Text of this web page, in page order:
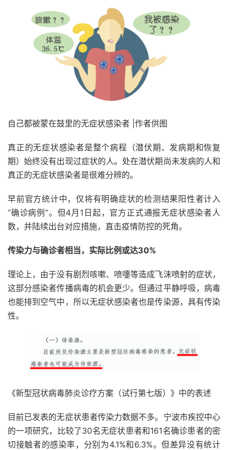
自己都被蒙在鼓里的无症状感染者 |作者供图
真正的无症状感染者是整个病程（潜伏期、发病期和恢复
期）始终没有出现过症状的人。处在潜伏期尚未发病的人和
真正的无症状感染者是很难分辨的。
早前官方统计中，仅将有明确症状的检测结果阳性者计入
“确诊病例”。但4月1日起，官方正式通报无症状感染者人
数，并陆续出台对应措施，直击疫情防控的死角。
传染力与确诊者相当，实际比例或达30%
理论上，由于没有剧烈咳嗽、喷嚏等造成飞沫喷射的症状，
这部分感染者传播病毒的机会更少。但通过平静呼吸，病毒
也能排到空气中，所以无症状感染者也是传染源，具有传染
性。
《新型冠状病毒肺炎诊疗方案（试行第七版）》中的表述
目前已发表的无症状患者传染力数据不多。宁波市疾控中心
的一项研究，比较了30名无症状患者和161名确诊患者的密
切接触者的感染率，分别为4.1%和6.3%。但差异没有统计